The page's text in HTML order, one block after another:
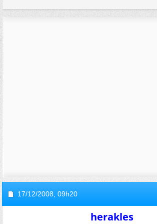
17/12/2008, 09h20
herakles